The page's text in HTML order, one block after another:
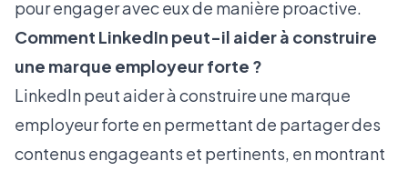
pour engager avec eux de manière proactive.
Comment LinkedIn peut-il aider à construire
une marque employeur forte ?
LinkedIn peut aider à construire une marque
employeur forte en permettant de partager des
contenus engageants et pertinents, en montrant